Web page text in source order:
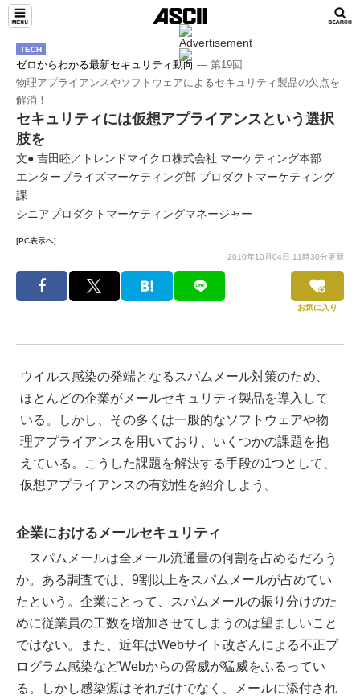
TECH
ゼロからわかる最新セキュリティ動向 ― 第19回
物理アプライアンスやソフトウェアによるセキュリティ製品の欠点を
解消！
セキュリティには仮想アプライアンスという選択
肢を
文● 吉田睦／トレンドマイクロ株式会社 マーケティング本部
エンタープライズマーケティング部 プロダクトマーケティング
課
シニアプロダクトマーケティングマネージャー
[PC表示へ]
2010年10月04日 11時30分更新
お気に入り
ウイルス感染の発端となるスパムメール対策のため、
ほとんどの企業がメールセキュリティ製品を導入して
いる。しかし、その多くは一般的なソフトウェアや物
理アプライアンスを用いており、いくつかの課題を抱
えている。こうした課題を解決する手段の1つとして、
仮想アプライアンスの有効性を紹介しよう。
企業におけるメールセキュリティ
スパムメールは全メール流通量の何割を占めるだろう
か。ある調査では、9割以上をスパムメールが占めてい
たという。企業にとって、スパムメールの振り分けのた
めに従業員の工数を増加させてしまうのは望ましいこと
ではない。また、近年はWebサイト改ざんによる不正プ
ログラム感染などWebからの脅威が猛威をふるってい
る。しかし感染源はそれだけでなく、メールに添付され